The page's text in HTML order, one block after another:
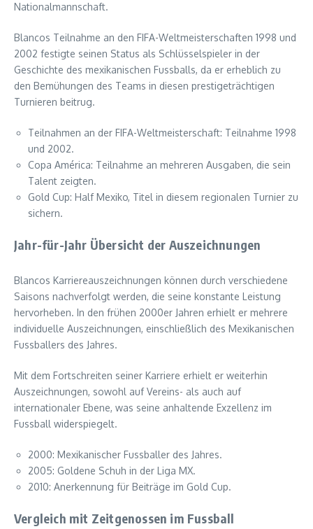
Nationalmannschaft.
Blancos Teilnahme an den FIFA-Weltmeisterschaften 1998 und
2002 festigte seinen Status als Schlüsselspieler in der
Geschichte des mexikanischen Fussballs, da er erheblich zu
den Bemühungen des Teams in diesen prestigeträchtigen
Turnieren beitrug.
Teilnahmen an der FIFA-Weltmeisterschaft: Teilnahme 1998
und 2002.
Copa América: Teilnahme an mehreren Ausgaben, die sein
Talent zeigten.
Gold Cup: Half Mexiko, Titel in diesem regionalen Turnier zu
sichern.
Jahr-für-Jahr Übersicht der Auszeichnungen
Blancos Karriereauszeichnungen können durch verschiedene
Saisons nachverfolgt werden, die seine konstante Leistung
hervorheben. In den frühen 2000er Jahren erhielt er mehrere
individuelle Auszeichnungen, einschließlich des Mexikanischen
Fussballers des Jahres.
Mit dem Fortschreiten seiner Karriere erhielt er weiterhin
Auszeichnungen, sowohl auf Vereins- als auch auf
internationaler Ebene, was seine anhaltende Exzellenz im
Fussball widerspiegelt.
2000: Mexikanischer Fussballer des Jahres.
2005: Goldene Schuh in der Liga MX.
2010: Anerkennung für Beiträge im Gold Cup.
Vergleich mit Zeitgenossen im Fussball